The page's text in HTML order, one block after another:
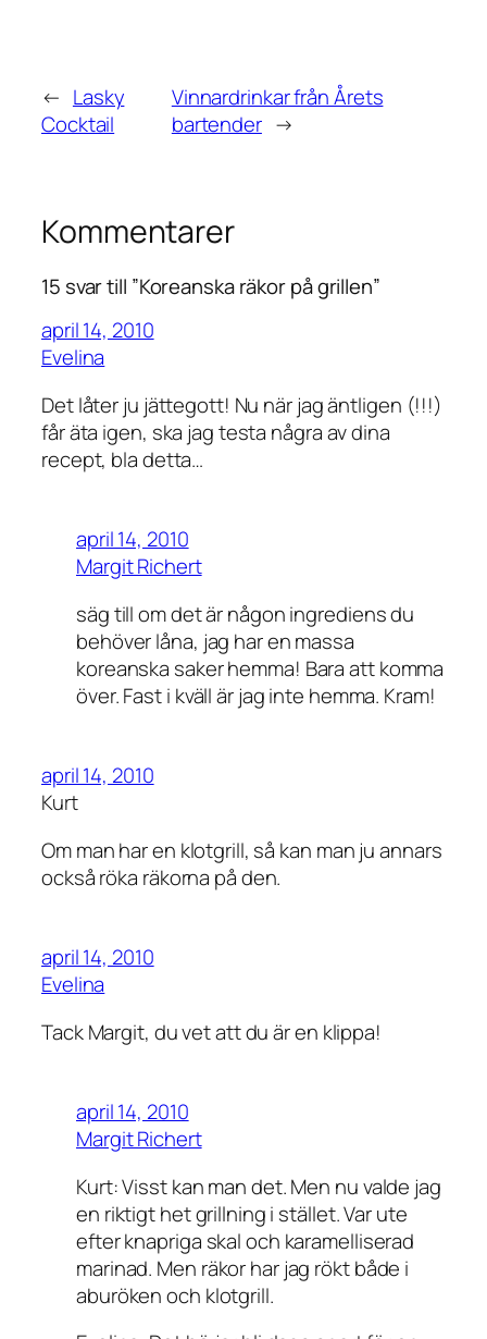
← Lasky
Cocktail
Vinnardrinkar från Årets
bartender →
Kommentarer
15 svar till ”Koreanska räkor på grillen”
april 14, 2010
Evelina
Det låter ju jättegott! Nu när jag äntligen (!!!)
får äta igen, ska jag testa några av dina
recept, bla detta…
april 14, 2010
Margit Richert
säg till om det är någon ingrediens du
behöver låna, jag har en massa
koreanska saker hemma! Bara att komma
över. Fast i kväll är jag inte hemma. Kram!
april 14, 2010
Kurt
Om man har en klotgrill, så kan man ju annars
också röka räkorna på den.
april 14, 2010
Evelina
Tack Margit, du vet att du är en klippa!
april 14, 2010
Margit Richert
Kurt: Visst kan man det. Men nu valde jag
en riktigt het grillning i stället. Var ute
efter knapriga skal och karamelliserad
marinad. Men räkor har jag rökt både i
aburöken och klotgrill.